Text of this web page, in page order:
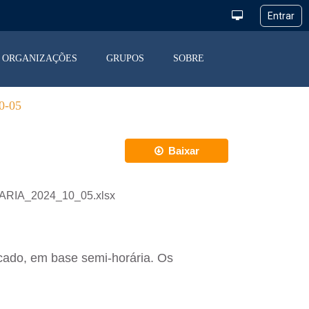
ORGANIZAÇÕES GRUPOS SOBRE
05
Baixar
em base semi-horária. Os